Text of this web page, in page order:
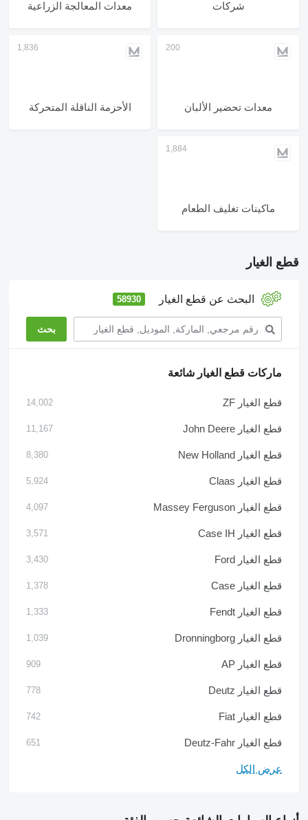
شركات معدات المعالجة الزراعية
معدات تحضير الألبان الأحزمة الناقلة المتحركة
ماكينات تغليف الطعام
قطع الغيار
البحث عن قطع الغيار 58930
ماركات قطع الغيار شائعة
قطع الغيار ZF 14,002
قطع الغيار John Deere 11,167
قطع الغيار New Holland 8,380
قطع الغيار Claas 5,924
قطع الغيار Massey Ferguson 4,097
قطع الغيار Case IH 3,571
قطع الغيار Ford 3,430
قطع الغيار Case 1,378
قطع الغيار Fendt 1,333
قطع الغيار Dronningborg 1,039
قطع الغيار AP 909
قطع الغيار Deutz 778
قطع الغيار Fiat 742
قطع الغيار Deutz-Fahr 651
عرض الكل